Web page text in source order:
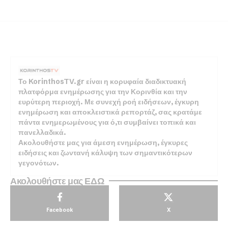
Το KorinthosTV.gr είναι η κορυφαία διαδικτυακή
πλατφόρμα ενημέρωσης για την Κορινθία και την
ευρύτερη περιοχή. Με συνεχή ροή ειδήσεων, έγκυρη
ενημέρωση και αποκλειστικά ρεπορτάζ, σας κρατάμε
πάντα ενημερωμένους για ό,τι συμβαίνει τοπικά και
πανελλαδικά.
Ακολουθήστε μας για άμεση ενημέρωση, έγκυρες
ειδήσεις και ζωντανή κάλυψη των σημαντικότερων
γεγονότων.
Ακολουθήστε μας ΕΔΩ
Facebook X